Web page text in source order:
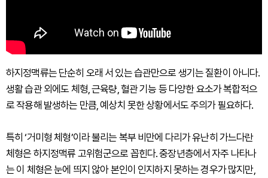
하지정맥류는 단순히 오래 서 있는 습관만으로 생기는 질환이 아니다.
생활 습관 외에도 체형, 근육량, 혈관 기능 등 다양한 요소가 복합적으
로 작용해 발생하는 만큼, 예상치 못한 상황에서도 주의가 필요하다.
특히 ‘거미형 체형’이라 불리는 복부 비만에 다리가 유난히 가느다란
체형은 하지정맥류 고위험군으로 꼽힌다. 중장년층에서 자주 나타나
는 이 체형은 눈에 띄지 않아 본인이 인지하지 못하는 경우가 많지만,